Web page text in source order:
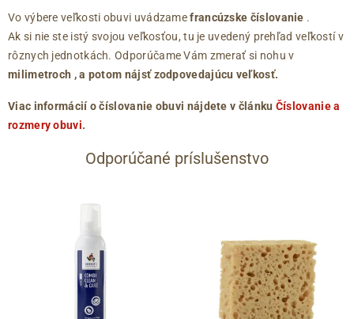
Vo výbere veľkosti obuvi uvádzamefrancúzske číslovanie .
Ak si nie ste istý svojou veľkosťou, tu je uvedený prehľad veľkostí v
rôznych jednotkách. Odporúčame Vám zmerať si nohu v
milimetroch , a potom nájsť zodpovedajúcu veľkosť.
Viac informácií o číslovanie obuvi nájdete v článku Číslovanie a
rozmery obuvi.
Odporúčané príslušenstvo